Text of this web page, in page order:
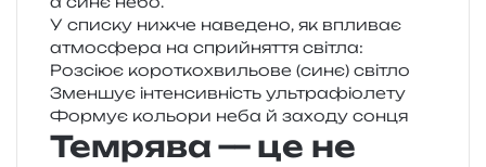
У спи­ску нижче наве­де­но, як впли­ває
атмо­сфе­ра на сприйня­т­тя світла:
Розсіює коро­тко­хви­льо­ве (синє) світло
Зменшує інтен­сив­ність ультрафіолету
Формує кольо­ри неба й захо­ду сонця
Темрява — це не